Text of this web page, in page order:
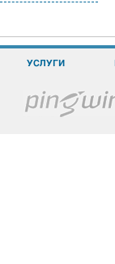
УСЛУГИ